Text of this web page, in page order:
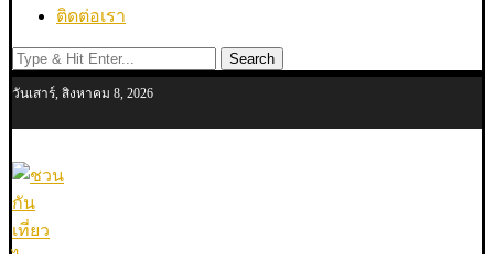
ติดต่อเรา
Search
วันเสาร์, สิงหาคม 8, 2026